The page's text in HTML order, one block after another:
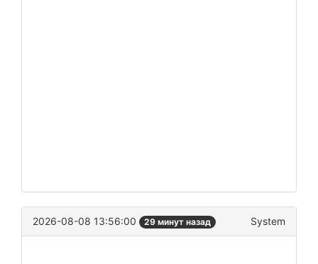
2026-08-08 13:56:00 29 минут назад System